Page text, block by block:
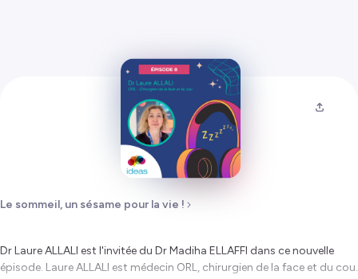
Le sommeil, un sésame pour la vie !
Dr Laure ALLALI est l'invitée du Dr Madiha ELLAFFI dans ce nouvelle
épisode. Laure ALLALI est médecin ORL, chirurgien de la face et du cou.